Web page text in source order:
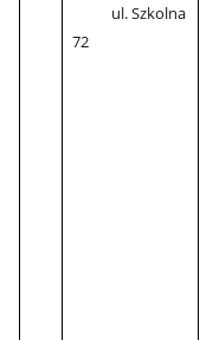
ul. Szkolna
72